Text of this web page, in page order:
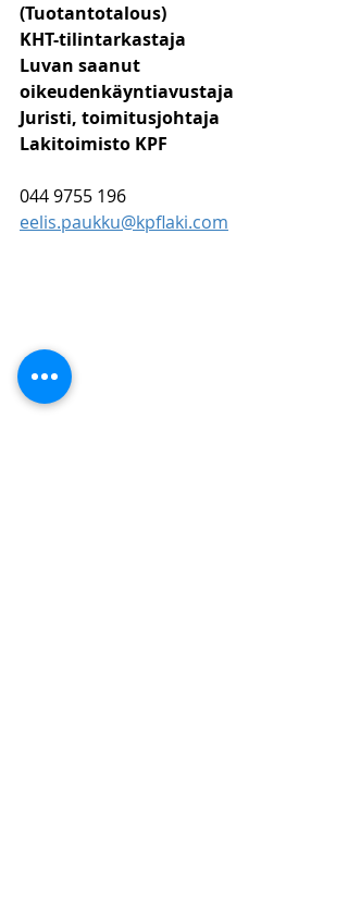
(Tuotantotalous)
KHT-tilintarkastaja
Luvan saanut
oikeudenkäyntiavustaja
Juristi, toimitusjohtaja
Lakitoimisto KPF
044 9755 196
eelis.paukku@kpflaki.com